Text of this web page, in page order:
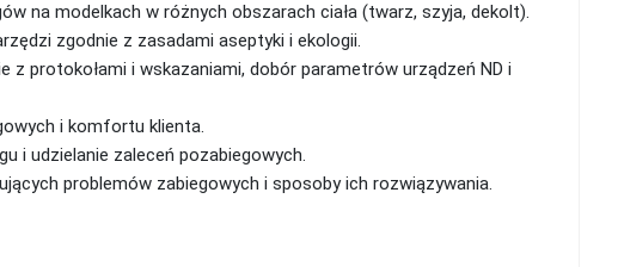
na modelkach w różnych obszarach ciała (twarz, szyja, dekolt).
zgodnie z zasadami aseptyki i ekologii.
z protokołami i wskazaniami, dobór parametrów urządzeń ND i
i komfortu klienta.
i udzielanie zaleceń pozabiegowych.
problemów zabiegowych i sposoby ich rozwiązywania.